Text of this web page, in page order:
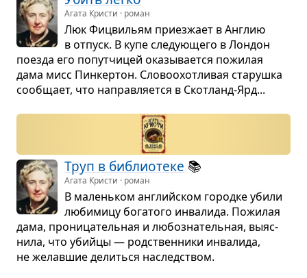
Агата Кристи · роман
Люк Фицви­льям при­ез­жает в Англию
в отпуск. В купе сле­ду­ю­щего в Лон­дон
поезда его попут­чи­цей ока­зы­ва­ется пожи­лая
дама мисс Пин­кер­тон. Сло­во­охот­ли­вая ста­рушка
сооб­щает, что направ­ля­ется в Скот­ланд-Ярд...
Труп в биб­лио­теке 📚
Агата Кристи · роман
В малень­ком английском городке убили
люби­мицу бога­того инва­лида. Пожи­лая
дама, про­ни­ца­тель­ная и любо­зна­тель­ная, выяс­
нила, что убийцы — род­ствен­ники инва­лида,
не желав­шие делиться наслед­ством.